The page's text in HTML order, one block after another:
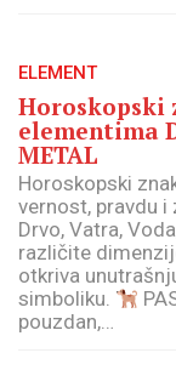
ELEMENT
Horoskopski
elementima
METAL
Horoskopski
vernost, pravdu
Drvo, Vatra,
različite
otkriva
simboliku.
pouzdan,…